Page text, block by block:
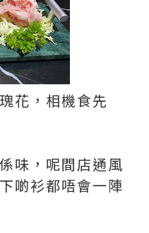
花，相機食先
味，呢間店通風
啲衫都唔會一陣